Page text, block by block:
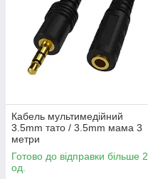
Кабель мультимедійний
3.5mm тато / 3.5mm мама 3
метри
Готово до відправки більше 2
од.